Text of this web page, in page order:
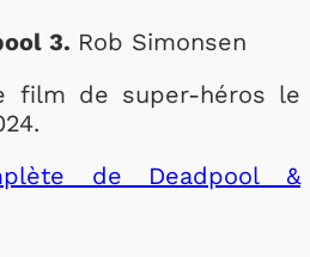
3. Rob Simonsen
film de super-héros le
de Deadpool &